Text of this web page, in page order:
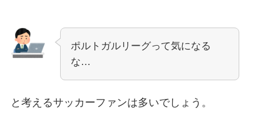
ポルトガルリーグって気になる
な…
と考えるサッカーファンは多いでしょう。